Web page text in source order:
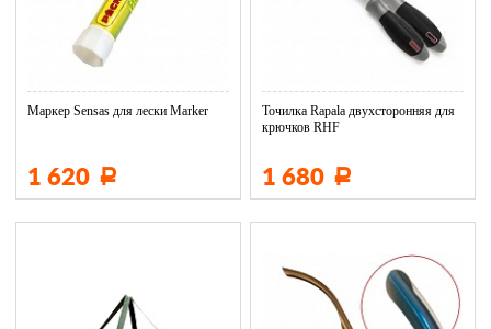
Маркер Sensas для лески Marker
1 620 Р
Точилка Rapala двухсторонняя для
крючков RHF
1 680 Р